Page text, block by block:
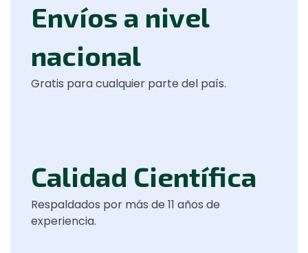
Envíos a nivel
nacional
Gratis para cualquier parte del país.
Calidad Científica
Respaldados por más de 11 años de
experiencia.